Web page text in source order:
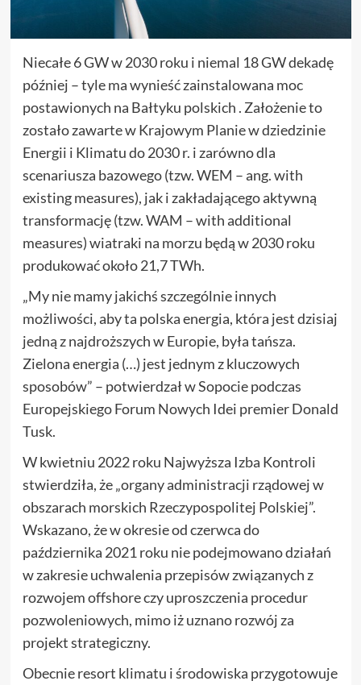
Niecałe 6 GW w 2030 roku i niemal 18 GW dekadę
później – tyle ma wynieść zainstalowana moc
postawionych na Bałtyku polskich . Założenie to
zostało zawarte w Krajowym Planie w dziedzinie
Energii i Klimatu do 2030 r. i zarówno dla
scenariusza bazowego (tzw. WEM – ang. with
existing measures), jak i zakładającego aktywną
transformację (tzw. WAM – with additional
measures) wiatraki na morzu będą w 2030 roku
produkować około 21,7 TWh.
„My nie mamy jakichś szczególnie innych
możliwości, aby ta polska energia, która jest dzisiaj
jedną z najdroższych w Europie, była tańsza.
Zielona energia (…) jest jednym z kluczowych
sposobów” – potwierdzał w Sopocie podczas
Europejskiego Forum Nowych Idei premier Donald
Tusk.
W kwietniu 2022 roku Najwyższa Izba Kontroli
stwierdziła, że „organy administracji rządowej w
obszarach morskich Rzeczypospolitej Polskiej”.
Wskazano, że w okresie od czerwca do
października 2021 roku nie podejmowano działań
w zakresie uchwalenia przepisów związanych z
rozwojem offshore czy uproszczenia procedur
pozwoleniowych, mimo iż uznano rozwój za
projekt strategiczny.
Obecnie resort klimatu i środowiska przygotowuje